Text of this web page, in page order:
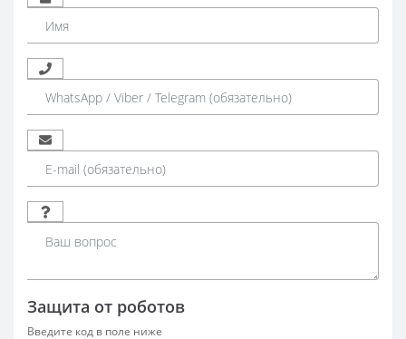
Защита от роботов
Введите код в поле ниже